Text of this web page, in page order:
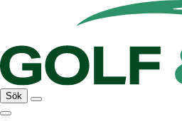
Sök